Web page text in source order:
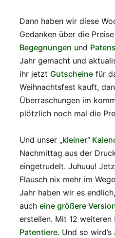
Dann haben wir diese
Gedanken über die
Begegnungen und
Jahr gemacht und
ihr jetzt Gutscheine für
Weihnachtsfest kauft,
Überraschungen im
plötzlich noch mal die
Und unser „kleiner“
Nachmittag aus der
eingetrudelt. Juhuuu!
Flausch nix mehr im
Jahr haben wir es
auch eine größere
erstellen. Mit 12 weiteren
Patentiere. Und so